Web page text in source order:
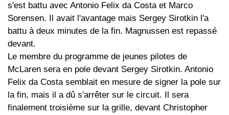
s'est battu avec Antonio Felix da Costa et Marco
Sorensen. Il avait l'avantage mais Sergey Sirotkin l'a
battu à deux minutes de la fin. Magnussen est repassé
devant.
Le membre du programme de jeunes pilotes de
McLaren sera en pole devant Sergey Sirotkin. Antonio
Felix da Costa semblait en mesure de signer la pole sur
la fin, mais il a dû s'arrêter sur le circuit. Il sera
finalement troisième sur la grille, devant Christopher